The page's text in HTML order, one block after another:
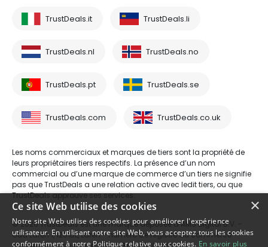
TrustDeals.it TrustDeals.li
TrustDeals.nl TrustDeals.no
TrustDeals.pt TrustDeals.se
TrustDeals.com TrustDeals.co.uk
Les noms commerciaux et marques de tiers sont la propriété de
leurs propriétaires tiers respectifs. La présence d’un nom
commercial ou d’une marque de commerce d’un tiers ne signifie
pas que TrustDeals a une relation active avec ledit tiers, ou que
TrustDeals approuve ses services.
© 2026 TrustDeals est une marque déposée d’AMS Digital B.V. -
Oud Laren 1, 1251BL, Laren - numéro de registre du commerce
×
Ce site Web utilise des cookies
Notre site Web utilise des cookies pour améliorer l'expérience
utilisateur. En utilisant notre site Web, vous acceptez tous les cookies
conformément à notre Politique relative aux cookies. En savoir plus